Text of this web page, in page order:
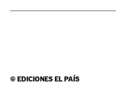
©EDICIONES EL PAÍS